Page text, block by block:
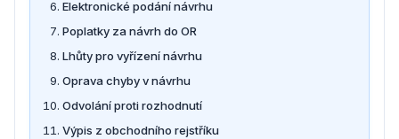
Elektronické podání návrhu
Poplatky za návrh do OR
Lhůty pro vyřízení návrhu
Oprava chyby v návrhu
Odvolání proti rozhodnutí
Výpis z obchodního rejstříku